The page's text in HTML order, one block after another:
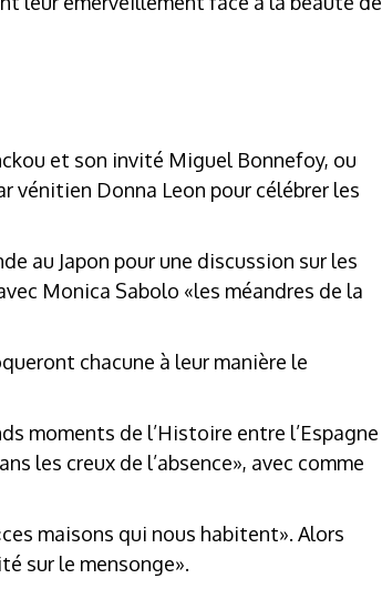
et son invité Miguel Bonnefoy, ou
vénitien Donna Leon pour célébrer les
au Japon pour une discussion sur les
Monica Sabolo «les méandres de la
chacune à leur manière le
moments de l’Histoire entre l’Espagne
les creux de l’absence», avec comme
maisons qui nous habitent». Alors
sur le mensonge».